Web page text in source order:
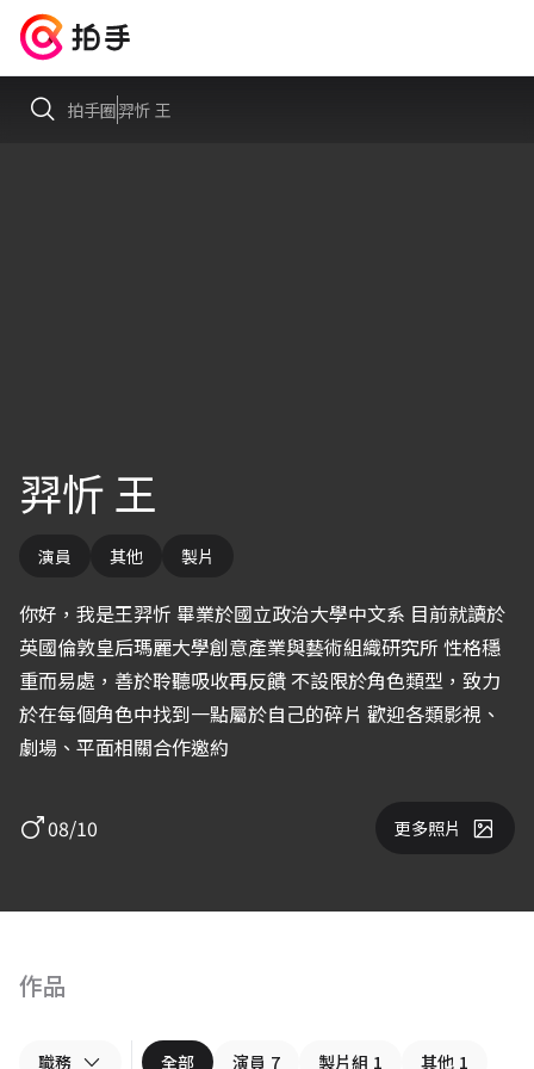
拍手圈羿忻 王
羿忻 王
演員 其他 製片
你好，我是王羿忻 畢業於國立政治大學中文系 目前就讀於
英國倫敦皇后瑪麗大學創意產業與藝術組織研究所 性格穩
重而易處，善於聆聽吸收再反饋 不設限於角色類型，致力
於在每個角色中找到一點屬於自己的碎片 歡迎各類影視、
劇場、平面相關合作邀約
08/10 更多照片
作品
職務 全部 演員 7 製片組 1 其他 1